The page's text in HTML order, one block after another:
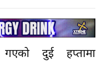
दुई हप्तामा